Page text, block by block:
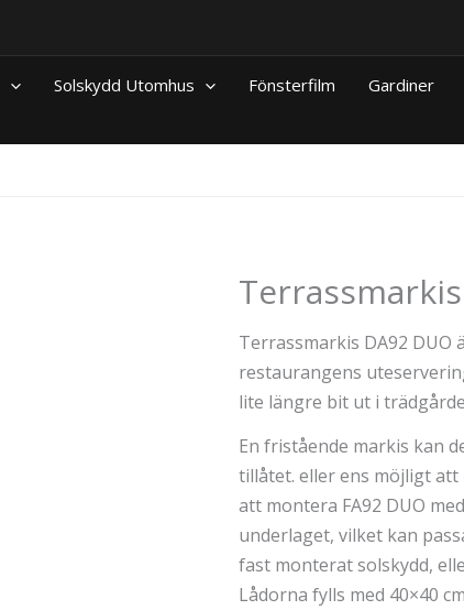
Solskydd Utomhus Fönsterfilm
Gardiner
Terrassmarkis DA92
restaurangens
lite längre bit ut i
En fristående markis kan
tillåtet. eller ens möjligt
att montera FA92 DUO
underlaget, vilket kan
fast monterat solskydd,
Lådorna fylls med 40×40